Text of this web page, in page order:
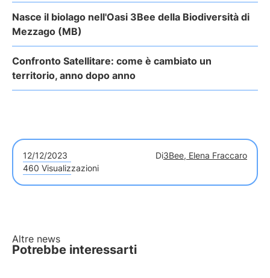
Nasce il biolago nell'Oasi 3Bee della Biodiversità di
Mezzago (MB)
Confronto Satellitare: come è cambiato un
territorio, anno dopo anno
12/12/2023 Di3Bee, Elena Fraccaro
460 Visualizzazioni
Altre news
Potrebbe interessarti